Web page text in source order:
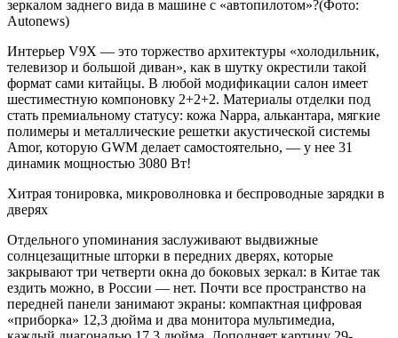
зеркалом заднего вида в машине с «автопилотом»?(Фото:
Autonews)
Интерьер V9X — это торжество архитектуры «холодильник,
телевизор и большой диван», как в шутку окрестили такой
формат сами китайцы. В любой модификации салон имеет
шестиместную компоновку 2+2+2. Материалы отделки под
стать премиальному статусу: кожа Nappa, алькантара, мягкие
полимеры и металлические решетки акустической системы
Amor, которую GWM делает самостоятельно, — у нее 31
динамик мощностью 3080 Вт!
Хитрая тонировка, микроволновка и беспроводные зарядки в
дверях
Отдельного упоминания заслуживают выдвижные
солнцезащитные шторки в передних дверях, которые
закрывают три четверти окна до боковых зеркал: в Китае так
ездить можно, в России — нет. Почти все пространство на
передней панели занимают экраны: компактная цифровая
«приборка» 12,3 дюйма и два монитора мультимедиа,